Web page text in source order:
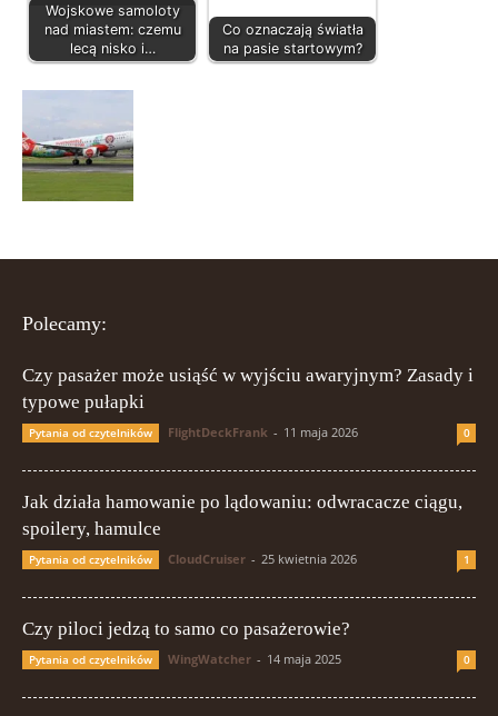
Wojskowe samoloty
nad miastem: czemu
lecą nisko i…
Co oznaczają światła
na pasie startowym?
Polecamy:
Czy pasażer może usiąść w wyjściu awaryjnym? Zasady i
typowe pułapki
Pytania od czytelników FlightDeckFrank - 11 maja 2026 0
Jak działa hamowanie po lądowaniu: odwracacze ciągu,
spoilery, hamulce
Pytania od czytelników CloudCruiser - 25 kwietnia 2026 1
Czy piloci jedzą to samo co pasażerowie?
Pytania od czytelników WingWatcher - 14 maja 2025 0